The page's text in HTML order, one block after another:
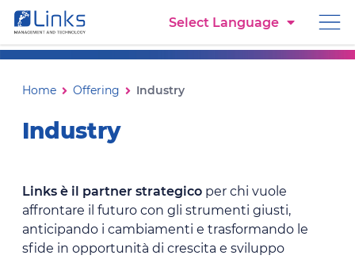
Torna alla homepage
Vai al menu di navigazione
Vai ai contenuti
Select Language
Industry
Ti trovi in:
Home Offering Industry
Industry
Links è il partner strategico per chi vuole
affrontare il futuro con gli strumenti giusti,
anticipando i cambiamenti e trasformando le
sfide in opportunità di crescita e sviluppo